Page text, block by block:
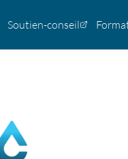
Soutien-conseil